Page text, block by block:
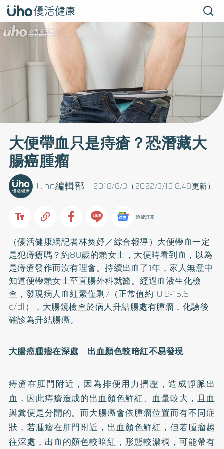
大便帶血只是痔瘡？恐潛藏大
腸癌腫瘤
2018/8/3（2022/3/15 8:48更新）
Uho編輯部
追蹤訂閱
（優活健康網記者林奐妤／綜合報導）大便帶血一定
是犯痔瘡嗎？約80歲的賴女士，大便時看到血，以為
是痔瘡發作而沒有理會。持續出血了1年，家人無意中
知道便帶賴女士至直腸外科就醫。經過血液生化檢
查，發現病人血紅素僅剩7（正常值約10.9-15.6
g/dl），大腸鏡檢查於病人升結腸處有腫瘤，化驗後
確診為升結腸癌。
大腸癌腫瘤在深處 出血顏色較暗紅不易發現
痔瘡在肛門附近，因為排便用力擠壓，造成靜脈出
血，因此痔瘡造成的出血顏色鮮紅、血量較大，且血
與糞便是分開的。而大腸癌會依腫瘤位置而有不同症
狀，若腫瘤在肛門附近，出血顏色鮮紅，但若腫瘤越
往深處，出血的顏色較暗紅，形態較濃稠，可能帶有